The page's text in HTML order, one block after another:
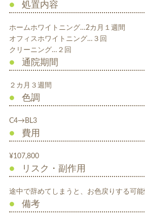
予防歯科
診療時間・アクセス
採用情報
医院からのお知らせ
歯科コラム
処置内容
ホームホワイトニング…2カ月１週間
オフィスホワイトニング…３回
クリーニング…２回
通院期間
２カ月３週間
色調
C4→BL3
費用
¥107,800
リスク・副作用
途中で辞めてしまうと、お色戻りする可能
備考